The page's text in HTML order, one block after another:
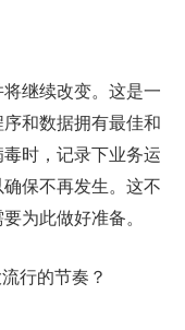
继续改变。这是一
和数据拥有最佳和
时，记录下业务运
保不再发生。这不
为此做好准备。